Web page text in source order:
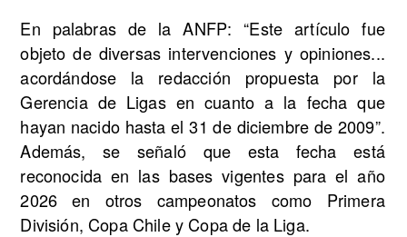
En palabras de la ANFP: “Este artículo fue
objeto de diversas intervenciones y opiniones...
acordándose la redacción propuesta por la
Gerencia de Ligas en cuanto a la fecha que
hayan nacido hasta el 31 de diciembre de 2009”.
Además, se señaló que esta fecha está
reconocida en las bases vigentes para el año
2026 en otros campeonatos como Primera
División, Copa Chile y Copa de la Liga.